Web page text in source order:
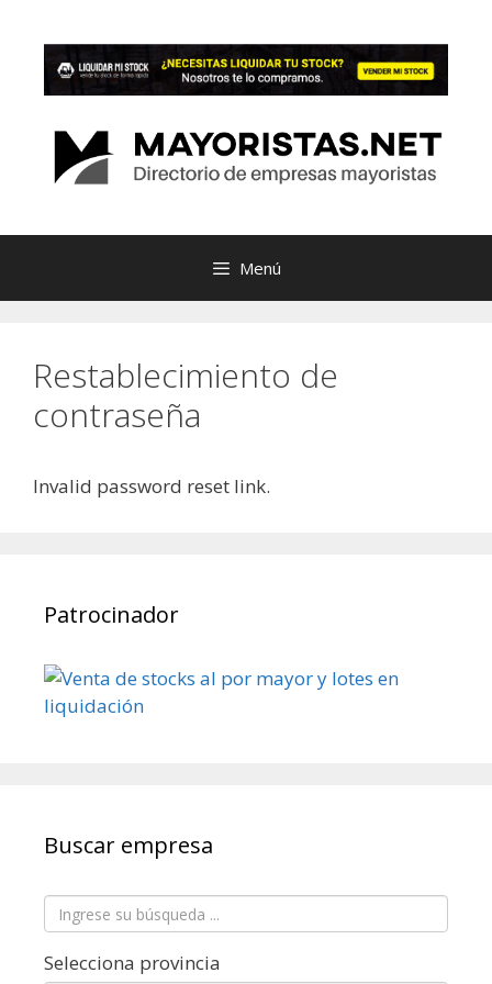
contenido
Menú
Restablecimiento de
contraseña
Invalid password reset link.
Patrocinador
Buscar empresa
Selecciona provincia